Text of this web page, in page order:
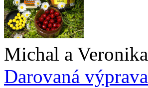
Michal a Veronika
Darovaná výprava